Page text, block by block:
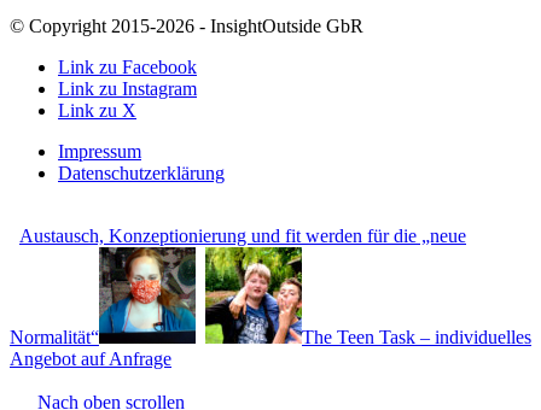
© Copyright 2015-2026 - InsightOutside GbR
Link zu Facebook
Link zu Instagram
Link zu X
Impressum
Datenschutzerklärung
Austausch, Konzeptionierung und fit werden für die „neue
Normalität“
The Teen Task – individuelles
Angebot auf Anfrage
Nach oben scrollen